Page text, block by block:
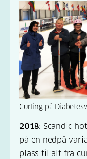
Curling på
2018: Scandic
på en nedpå
plass til alt fra